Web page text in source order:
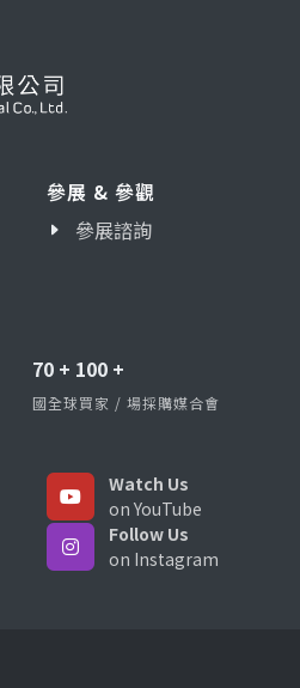
參展 & 參觀
參展諮詢
70 + 100 +
國全球買家 / 場採購媒合會
Watch Us
on YouTube
Follow Us
on Instagram